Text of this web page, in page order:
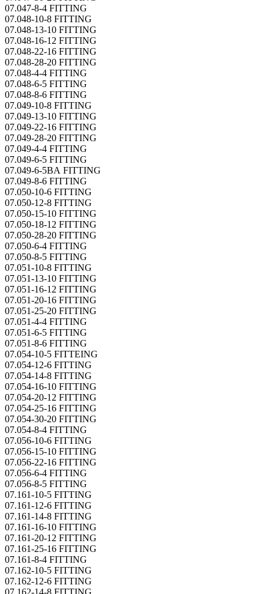
07.047-8-4 FITTING
07.048-10-8 FITTING
07.048-13-10 FITTING
07.048-16-12 FITTING
07.048-22-16 FITTING
07.048-28-20 FITTING
07.048-4-4 FITTING
07.048-6-5 FITTING
07.048-8-6 FITTING
07.049-10-8 FITTING
07.049-13-10 FITTING
07.049-22-16 FITTING
07.049-28-20 FITTING
07.049-4-4 FITTING
07.049-6-5 FITTING
07.049-6-5BA FITTING
07.049-8-6 FITTING
07.050-10-6 FITTING
07.050-12-8 FITTING
07.050-15-10 FITTING
07.050-18-12 FITTING
07.050-28-20 FITTING
07.050-6-4 FITTING
07.050-8-5 FITTING
07.051-10-8 FITTING
07.051-13-10 FITTING
07.051-16-12 FITTING
07.051-20-16 FITTING
07.051-25-20 FITTING
07.051-4-4 FITTING
07.051-6-5 FITTING
07.051-8-6 FITTING
07.054-10-5 FITTEING
07.054-12-6 FITTING
07.054-14-8 FITTING
07.054-16-10 FITTING
07.054-20-12 FITTING
07.054-25-16 FITTING
07.054-30-20 FITTING
07.054-8-4 FITTING
07.056-10-6 FITTING
07.056-15-10 FITTING
07.056-22-16 FITTING
07.056-6-4 FITTING
07.056-8-5 FITTING
07.161-10-5 FITTING
07.161-12-6 FITTING
07.161-14-8 FITTING
07.161-16-10 FITTING
07.161-20-12 FITTING
07.161-25-16 FITTING
07.161-8-4 FITTING
07.162-10-5 FITTING
07.162-12-6 FITTING
07.162-14-8 FITTING